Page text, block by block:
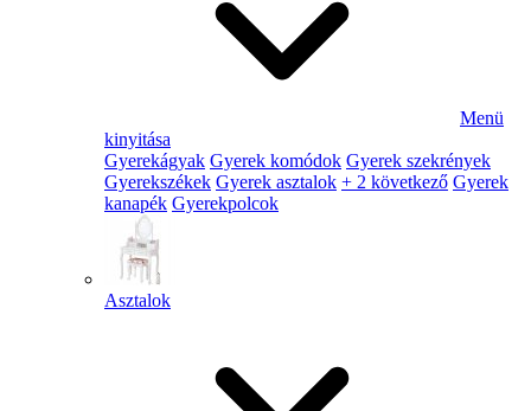
Menü
kinyitása
Gyerekágyak Gyerek komódok Gyerek szekrények
Gyerekszékek Gyerek asztalok + 2 következő Gyerek
kanapék Gyerekpolcok
Asztalok